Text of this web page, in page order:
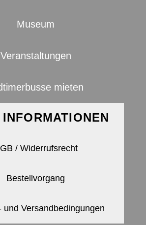
Museum
Veranstaltungen
mieten
/ Widerrufsrecht
Bestellvorgang
und Versandbedingungen